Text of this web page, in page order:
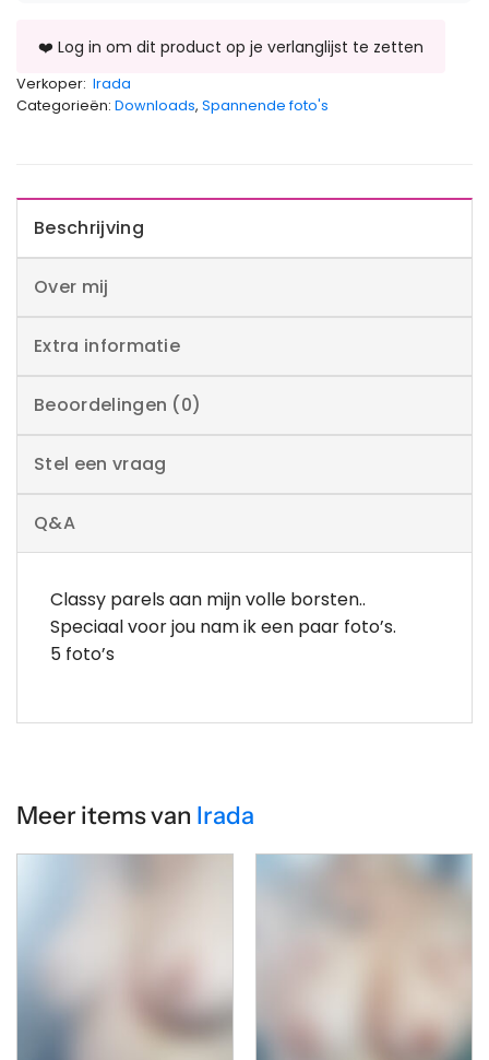
Verkoper: Irada
Categorieën: Downloads, Spannende foto's
Beschrijving
Over mij
Extra informatie
Beoordelingen (0)
Stel een vraag
Q&A
Classy parels aan mijn volle borsten..
Speciaal voor jou nam ik een paar foto’s.
5 foto’s
Meer items van Irada